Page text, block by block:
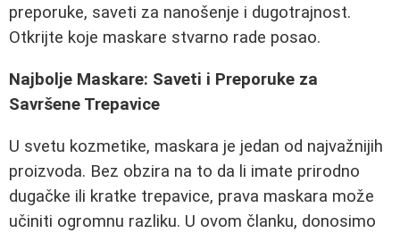
preporuke, saveti za nanošenje i dugotrajnost.
Otkrijte koje maskare stvarno rade posao.
Najbolje Maskare: Saveti i Preporuke za
Savršene Trepavice
U svetu kozmetike, maskara je jedan od najvažnijih
proizvoda. Bez obzira na to da li imate prirodno
dugačke ili kratke trepavice, prava maskara može
učiniti ogromnu razliku. U ovom članku, donosimo